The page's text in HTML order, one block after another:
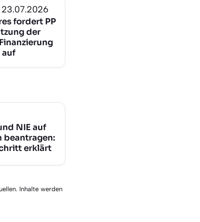
23.07.2026
fordert PP
der
auf
NIE auf
beantragen:
erklärt
Inhalte werden